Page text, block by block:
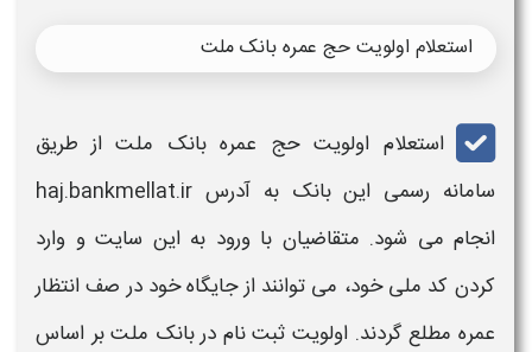
استعلام اولویت حج عمره بانک ملت
استعلام اولویت حج عمره بانک ملت از طریق
سامانه رسمی این بانک به آدرس haj.bankmellat.ir
انجام می شود. متقاضیان با ورود به این سایت و وارد
کردن کد ملیخود، می توانند از جایگاه خود در صف انتظار
عمره مطلع گردند. اولویت ثبت نام در بانک ملت بر اساس